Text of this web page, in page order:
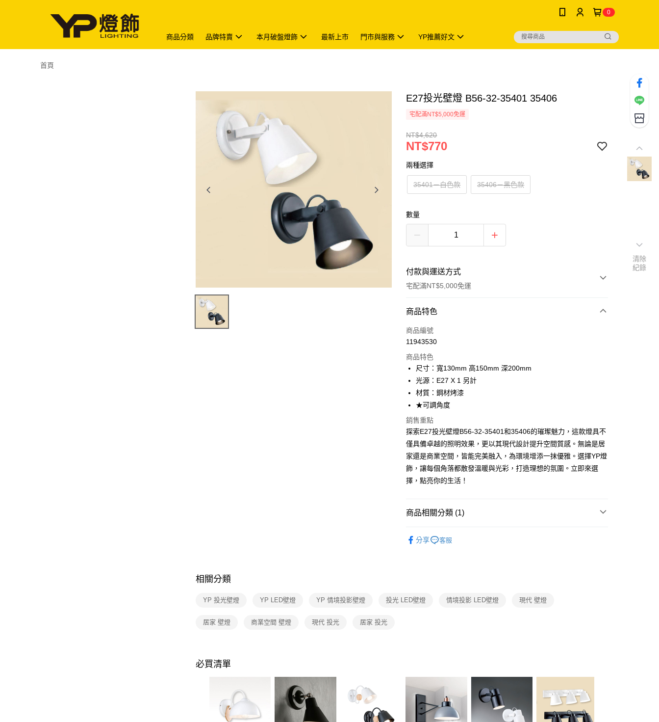
0
商品分類 品牌特賣 本月破盤燈飾 最新上市 門市與服務 YP推薦好文
首頁
E27投光壁燈 B56-32-35401 35406
宅配滿NT$5,000免運
NT$4,620
NT$770
兩種選擇
35401－白色款 35406－黑色款
數量
付款與運送方式
宅配滿NT$5,000免運
付款方式
信用卡一次付款
Apple Pay
街口支付
悠遊付
Google Pay
AFTEE先享後付
相關說明
【關於「AFTEE先享後付」】
AFTEE先享後付是「在收到商品之後才付款」的支付方式。 讓您購物簡單
２．便利：只要手機號碼，簡訊認證，即可結帳。
【「AFTEE先享後付」結帳流程】
絡購買商品的店家。未經商家同意取消之訂單仍視為有效，需透過AFTEE
２．關於個人資料處理事宜，請瀏覽以下網址：
https://aftee.tw/terms/#terms3
３．未成年的使用者請事先徵得法定代理人或監護人之同意方可使用
「AFTEE先享後付」，若未經同意申辦者引起之損失，本公司不負相關責
ATM付款
運送方式
新竹貨運宅配
商品特色
商品編號
11943530
商品特色
尺寸：寬130mm 高150mm 深200mm
光源：E27 X 1 另計
材質：鋼材烤漆
★可調角度
銷售重點
探索E27投光壁燈B56-32-35401和35406的璀璨魅力，這款燈具不
僅具備卓越的照明效果，更以其現代設計提升空間質感。無論是居
家還是商業空間，皆能完美融入，為環境增添一抹優雅。選擇YP燈
飾，讓每個角落都散發溫暖與光彩，打造理想的氛圍。立即來選
擇，點亮你的生活！
商品相關分類 (1)
分享
客服
相關分類
YP 投光壁燈 YP LED壁燈 YP 情境投影壁燈 投光 LED壁燈 情境投影 LED壁燈 現代 壁燈
居家 壁燈 商業空間 壁燈 現代 投光 居家 投光
必買清單
清除
紀錄